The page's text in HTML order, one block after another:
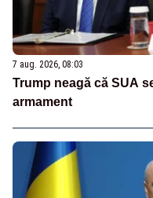
7 aug. 2026, 08:03
Trump neagă că SUA
armament